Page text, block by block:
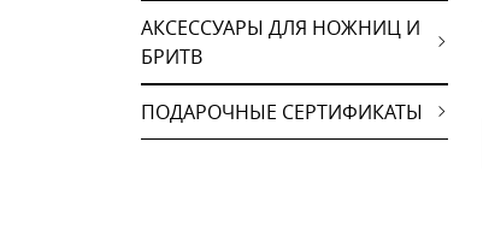
АКСЕССУАРЫ ДЛЯ НОЖНИЦ И
БРИТВ
ПОДАРОЧНЫЕ СЕРТИФИКАТЫ